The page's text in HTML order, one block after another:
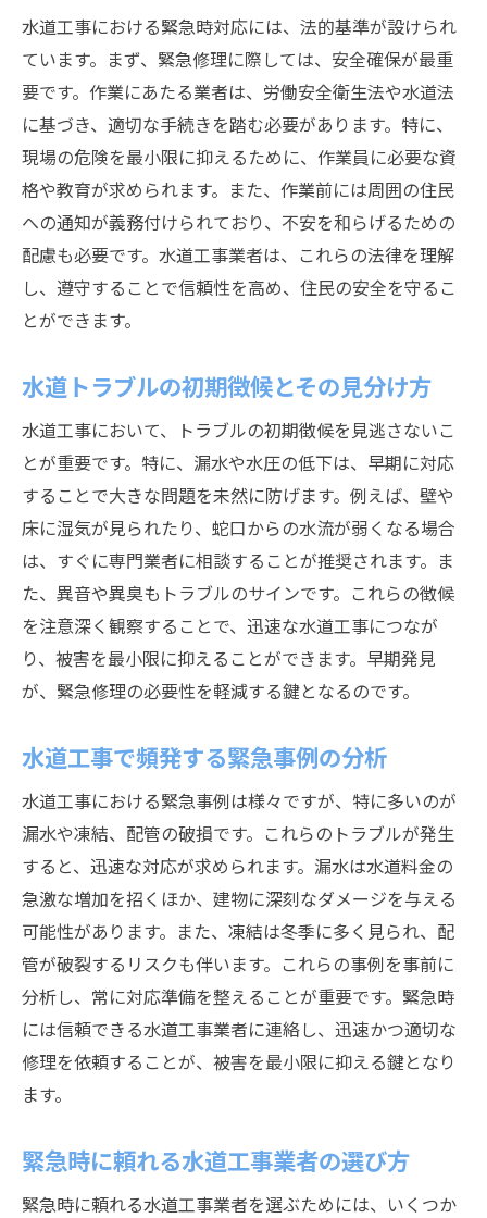
緊急時における安全確保の手順
安全性を高めるための最新装置の使用
水道工事における事故防止策の徹底
スタッフへの安全教育とその効果
緊急工事での安全マニュアルの活用
住民の不安を解消するための情報発信の役割
緊急時の情報発信の重要性
住民への迅速な情報提供方法
トラブル時のFAQ作成と活用
住民との信頼関係構築のためのコミュニケ
地域との連携による情報発信強化
水道工事の緊急修理で役立つ最新技術の紹介
ドローンを活用した水道管の点検方法
最新の漏水検知システムの効果
配管修理における革新的技術の活用
リアルタイム監視システムの導入効果
緊急時に役立つ新技術のトレーニング
技術革新がもたらす水道工事の未来
イント
緊急時の対応体制の構築とその効果
24時間対応可能な連絡体制の整備
地域特性に応じた対応策の策定
定期的な防災訓練の実施方法
協力業者との連携とその強化
水道工事の効率化を図るための組織改革
水道工事における緊急時対応には、法的基準が設けられ
ています。まず、緊急修理に際しては、安全確保が最重
要です。作業にあたる業者は、労働安全衛生法や水道法
に基づき、適切な手続きを踏む必要があります。特に、
現場の危険を最小限に抑えるために、作業員に必要な資
格や教育が求められます。また、作業前には周囲の住民
への通知が義務付けられており、不安を和らげるための
配慮も必要です。水道工事業者は、これらの法律を理解
し、遵守することで信頼性を高め、住民の安全を守るこ
とができます。
水道トラブルの初期徴候とその見分け方
水道工事において、トラブルの初期徴候を見逃さないこ
とが重要です。特に、漏水や水圧の低下は、早期に対応
することで大きな問題を未然に防げます。例えば、壁や
床に湿気が見られたり、蛇口からの水流が弱くなる場合
は、すぐに専門業者に相談することが推奨されます。ま
た、異音や異臭もトラブルのサインです。これらの徴候
を注意深く観察することで、迅速な水道工事につなが
り、被害を最小限に抑えることができます。早期発見
が、緊急修理の必要性を軽減する鍵となるのです。
水道工事で頻発する緊急事例の分析
水道工事における緊急事例は様々ですが、特に多いのが
漏水や凍結、配管の破損です。これらのトラブルが発生
すると、迅速な対応が求められます。漏水は水道料金の
急激な増加を招くほか、建物に深刻なダメージを与える
可能性があります。また、凍結は冬季に多く見られ、配
管が破裂するリスクも伴います。これらの事例を事前に
分析し、常に対応準備を整えることが重要です。緊急時
には信頼できる水道工事業者に連絡し、迅速かつ適切な
修理を依頼することが、被害を最小限に抑える鍵となり
ます。
緊急時に頼れる水道工事業者の選び方
緊急時に頼れる水道工事業者を選ぶためには、いくつか